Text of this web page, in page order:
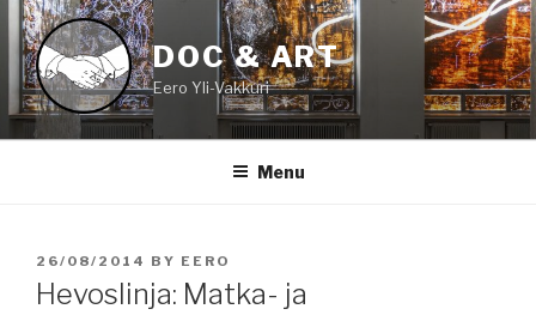
Skip
to
content
DOC & ART
Eero Yli-Vakkuri
Menu
POSTED
ON
26/08/2014 BY EERO
Hevoslinja: Matka- ja